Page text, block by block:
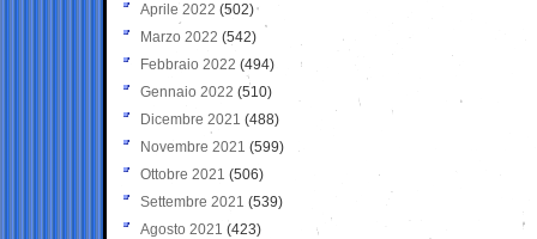
Aprile 2022 (502)
Marzo 2022 (542)
Febbraio 2022 (494)
Gennaio 2022 (510)
Dicembre 2021 (488)
Novembre 2021 (599)
Ottobre 2021 (506)
Settembre 2021 (539)
Agosto 2021 (423)